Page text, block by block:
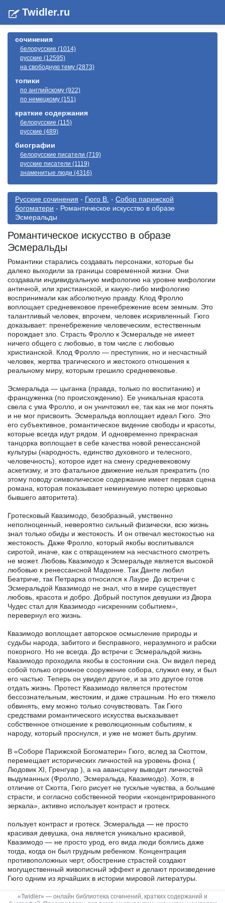
Twidler.ru
сочинения
белорусские (1014)
русские (12595)
на свободную тему (2873)
топики
по английскому (922)
по немецкому (151)
краткие содержания
белорусские (115)
русские (489)
биографии
белорусские писатели (719)
русские писатели (1119)
знаменитые люди (4316)
Русские сочинения - Гюго В. - Собор парижской
богоматери - Романтическое искусство в образе
Эсмеральды
Романтическое искусство в образе
Эсмеральды
Романтики старались создавать персонажи, которые бы
далеко выходили за границы современной жизни. Они
создавали индивидуальную мифологию на уровне мифологии
античной, или христианской, и какую-либо мифологию
воспринимали как абсолютную правду. Клод Фролло
воплощает средневековое пренебрежение всем земным. Это
талантливый человек, впрочем, человек искривленный. Гюго
доказывает: пренебрежение человеческим, естественным
порождает зло. Страсть Фролло к Эсмеральде не имеет
ничего общего с любовью, в том числе с любовью
христианской. Клод Фролло — преступник, но и несчастный
человек, жертва трагического и жестокого отношения к
реальному миру, которым грешило средневековье.
Эсмеральда — цыганка (правда, только по воспитанию) и
француженка (по происхождению). Ее уникальная красота
свела с ума Фролло, и он уничтожил ее, так как не мог понять
и не мог присвоить. Эсмеральда воплощает идеал Гюго. Это
его субъективное, романтическое видение свободы и красоты,
которые всегда идут рядом. И одновременно прекрасная
танцорка воплощает в себе качества новой ренессансной
культуры (народность, единство духовного и телесного,
человечность), которое идет на смену средневековому
аскетизму, и это фатальное движение нельзя прекратить (по
этому поводу символическое содержание имеет первая сцена
романа, которая показывает неминуемую потерю церковью
бывшего авторитета).
Гротесковый Квазимодо, безобразный, умственно
неполноценный, невероятно сильный физически, всю жизнь
знал только обиды и жестокость. И он отвечал жестокостью на
жестокость. Даже Фролло, который якобы воспитывался
сиротой, иначе, как с отвращением на несчастного смотреть
не может. Любовь Квазимодо к Эсмеральде является высокой
любовью к ренессансной Мадонне. Так Данте любил
Беатриче, так Петрарка относился к Лауре. До встречи с
Эсмеральдой Квазимодо не знал, что в мире существует
любовь, красота и добро. Добрый поступок девушки из Двора
Чудес стал для Квазимодо «искренним событием»,
перевернул его жизнь.
Квазимодо воплощает авторское осмысление природы и
судьбы народа, забитого и бесправного, неразумного и рабски
покорного. Но не всегда. До встречи с Эсмеральдой жизнь
Квазимодо проходила якобы в состоянии сна. Он видел перед
собой только огромное сооружение собора, служил ему, и был
его частью. Теперь он увидел другое, и за это другое готов
отдать жизнь. Протест Квазимодо является протестом
бессознательным, жестоким, и даже страшным. Но его тяжело
обвинять, ему можно только сочувствовать. Так Гюго
средствами романтического искусства высказывает
собственное отношение к революционным событиям, к
народу, который проснулся, и уже не может быть другим.
В «Соборе Парижской Богоматери» Гюго, вслед за Скоттом,
перемещает исторических личностей на уровень фона (
Людовик ХI, Гренгуар ), а на авансцену выводит личностей
выдуманных (Фролло, Эсмеральда, Квазимодо). Хотя, в
отличие от Скотта, Гюго рисует не тусклые чувства, а большие
страсти, и согласно собственной теории «концентрированного
зеркала», активно использует контраст и гротеск.
пользует контраст и гротеск. Эсмеральда — не просто
красивая девушка, она является уникально красивой,
Квазимодо — не просто урод, его вида люди боялись даже
тогда, когда он был грудным ребенком. Концентрация
противоположных черт, обострение страстей создают
могущественный живописный эффект и делают произведение
Гюго одним из ярчайших в истории мировой литературы.
«Twidler» — онлайн библиотека сочинений, кратких содержаний и